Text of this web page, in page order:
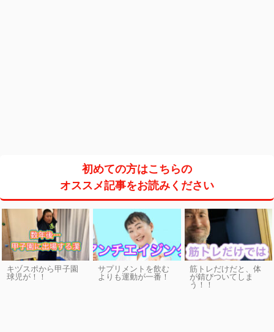
初めての方はこちらの
オススメ記事をお読みください
キヅスポから甲子園
球児が！！
サプリメントを飲む
よりも運動が一番！
筋トレだけだと、体
が錆びついてしま
う！！